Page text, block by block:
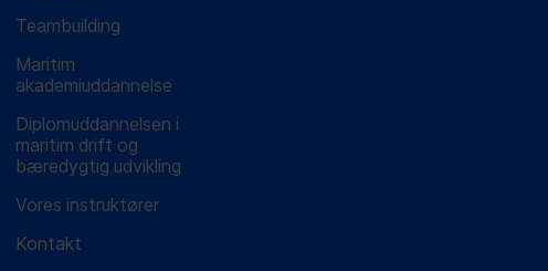
Teambuilding
Maritim
akademiuddannelse
Diplomuddannelsen i
maritim drift og
bæredygtig udvikling
Vores instruktører
Kontakt